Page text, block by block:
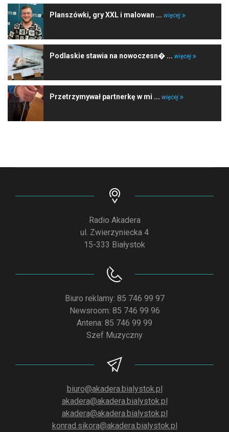
Planszówki, gry XXL i malowan ... więcej
Podlaskie stawia na nowoczesn� ... więcej
Przetrzymywał partnerkę w mi ... więcej
Radio Akadera
ul. Zwierzyniecka 4
15-333 Białystok
Biuro reklamy: 85 746 99 97
Newsroom: 85 746 99 96
Antena: 85 746 99 99
Szef Muzyczny
biuro@akadera.bialystok.pl
akadera@akadera.bialystok.pl
akadera@akadera.bialystok.pl
konrad.sikora@akadera.bialystok.pl